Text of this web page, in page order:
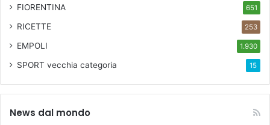
FIORENTINA 651
RICETTE 253
EMPOLI 1.930
SPORT vecchia categoria 15
News dal mondo